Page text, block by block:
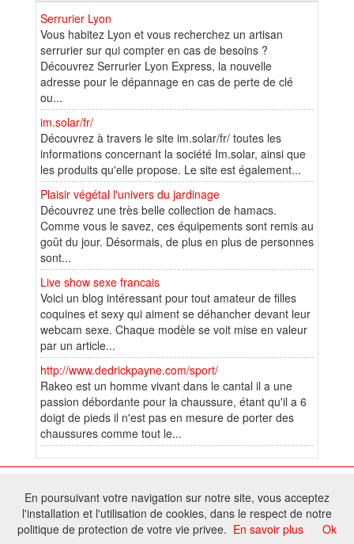
Serrurier Lyon
Vous habitez Lyon et vous recherchez un artisan
serrurier sur qui compter en cas de besoins ?
Découvrez Serrurier Lyon Express, la nouvelle
adresse pour le dépannage en cas de perte de clé
ou...
im.solar/fr/
Découvrez à travers le site im.solar/fr/ toutes les
informations concernant la société Im.solar, ainsi que
les produits qu'elle propose. Le site est également...
Plaisir végétal l'univers du jardinage
Découvrez une très belle collection de hamacs.
Comme vous le savez, ces équipements sont remis au
goût du jour. Désormais, de plus en plus de personnes
sont...
Live show sexe francais
Voici un blog intéressant pour tout amateur de filles
coquines et sexy qui aiment se déhancher devant leur
webcam sexe. Chaque modèle se voit mise en valeur
par un article...
http://www.dedrickpayne.com/sport/
Rakeo est un homme vivant dans le cantal il a une
passion débordante pour la chaussure, étant qu'il a 6
doigt de pieds il n'est pas en mesure de porter des
chaussures comme tout le...
FontAwesome
Tous droits réservés - Toute reproduction du contenu de ce site, même
partielle, est interdite sans accord du propriétaire.
En poursuivant votre navigation sur notre site, vous acceptez
l'installation et l'utilisation de cookies, dans le respect de notre
politique de protection de votre vie privee. En savoir plus Ok